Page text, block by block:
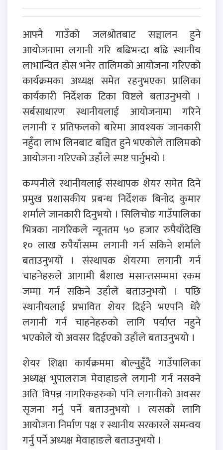
आफ्नै गाउँकाे जलश्राेतबाट सञ्चालन हुने
आयाेजनामा लगानी गरि बढिभन्दा बढि स्थानीय
लाभान्वित हाेस भनेर तालिमकाे आयाेजना गरिएकाे
कार्यक्रमका अध्यक्ष समेत रहनुभएका प्रालिका
कार्यकारी निर्देशक टिका विष्टले बताउनुभयाे ।
सर्बसाधारण स्थानीयलाई आयाेजनामा गरिने
लगानी र प्रतिफलकाे बारेमा आवश्यक जानकारी
नहुँदा लाभ लिनबाट बञ्चित हुने भएकाेले तालिमकाे
आयाेजना गरिएकाे उहाँले स्पष्ट पार्नुभयाे ।
कम्पनीले स्थानीयलाई संस्थापक शेयर समेत दिने
प्रमुख प्रशासकीय प्रबन्ध निर्देशक बिनाेद कुमार
शर्माले जानकारी दिनुभयाे । सिलिचा‍‍ेङ गाउँपालिका
भित्रका नागरिकले न्यूनतम ५० हजार रुपैयाँदेखि
१० लाख रुपैयाँसम्म लगानी गर्न सकिने शर्माले
बताउनुभयाे । संस्थापक शेयरमा लगानी गर्न
चाहनेहरुले आगामी बैशाख मसान्तसम्ममा रकम
जम्मा गर्न सकिने उहाँले बताउनुभयाे । पछि
स्थानीयलाई प्रभावित शेयर दिईने भएपनि धेरै
लगानी गर्न चाहनेहरुकाे लागि पर्याप्त नहुने
भएकाेले याे अवसर दिईएकाे उहाँले बताउनुभयाे ।
शेयर शिक्षा कार्यक्रममा बाेल्नुहुँदै गाउँपालिका
अध्यक्ष भुपालराज मेवाहाङले लगानी गर्न नसक्ने
अति विपन्न नागरिकहरुकाे पनि लगानीकाे अवसर
सृजना गर्नु पर्ने बताउनुभयाे । त्यसकाे लागि
आयाेजना निर्माण पक्ष र स्थानीय सरकारले समन्वय
गर्नु पर्ने अध्यक्ष मेवाहाङले बताउनुभयाे ।